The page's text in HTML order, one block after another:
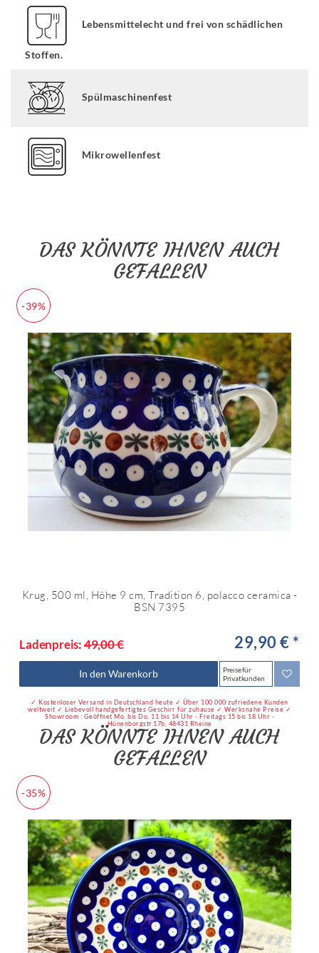
Lebensmittelecht und frei von schädlichen
Stoffen.
Spülmaschinenfest
Mikrowellenfest
DAS KÖNNTE IHNEN AUCH
GEFALLEN
-39%
Krug, 500 ml, Höhe 9 cm, Tradition 6, polacco ceramica -
BSN 7395
Ladenpreis:49,00 € 29,90 € *
In den Warenkorb
Preise für
Privatkunden
✓ Kostenloser Versand in Deutschland heute ✓ Über 100.000 zufriedene Kunden
weltweit ✓ Liebevoll handgefertigtes Geschirr für zuhause ✓ Werksnahe Preise ✓
Showroom : Geöffnet Mo. bis Do. 11 bis 14 Uhr - Freitags 15 bis 18 Uhr -
Hünenborgstr.17b, 48431 Rheine
DAS KÖNNTE IHNEN AUCH
GEFALLEN
-35%